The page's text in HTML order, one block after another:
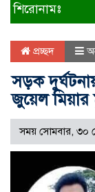
শিরোনামঃ
প্রচ্ছদ
সড়ক
জুয়েল মিয়ার
সময় সোমবার, ৩০